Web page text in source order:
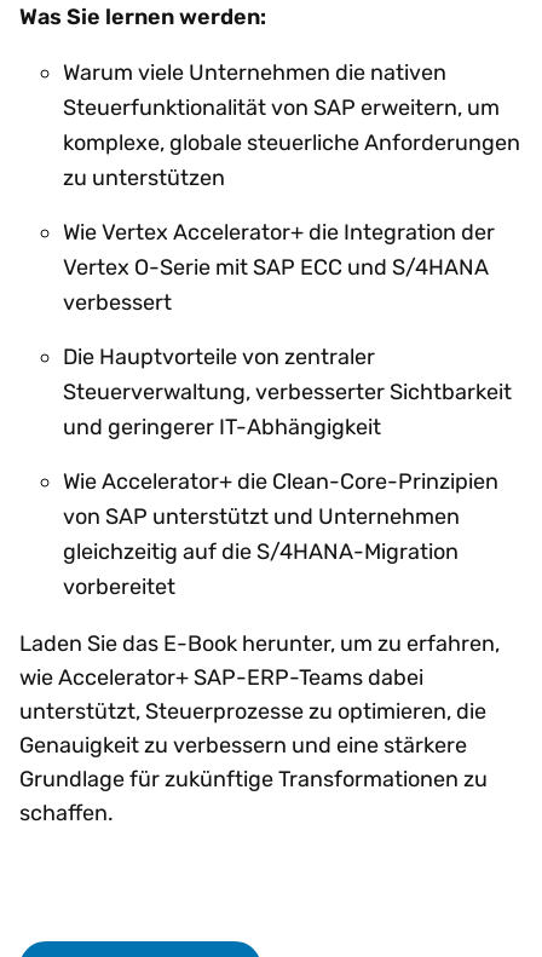
Was Sie lernen werden:
Warum viele Unternehmen die nativen
Steuerfunktionalität von SAP erweitern, um
komplexe, globale steuerliche Anforderungen
zu unterstützen
Wie Vertex Accelerator+ die Integration der
Vertex O-Serie mit SAP ECC und S/4HANA
verbessert
Die Hauptvorteile von zentraler
Steuerverwaltung, verbesserter Sichtbarkeit
und geringerer IT-Abhängigkeit
Wie Accelerator+ die Clean-Core-Prinzipien
von SAP unterstützt und Unternehmen
gleichzeitig auf die S/4HANA-Migration
vorbereitet
Laden Sie das E-Book herunter, um zu erfahren,
wie Accelerator+ SAP-ERP-Teams dabei
unterstützt, Steuerprozesse zu optimieren, die
Genauigkeit zu verbessern und eine stärkere
Grundlage für zukünftige Transformationen zu
schaffen.